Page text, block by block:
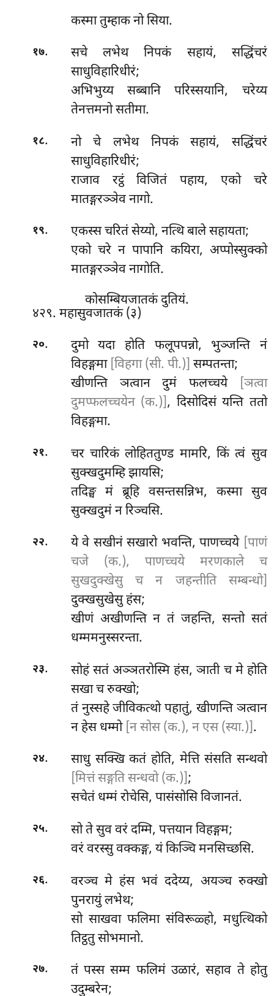
कस्मा तुम्हाक नो सिया.
१७.
सचे लभेथ निपकं सहायं, सद्धिंचरं
साधुविहारिधीरं;
अभिभुय्य सब्बानि परिस्सयानि, चरेय्य
तेनत्तमनो सतीमा.
१८.
नो चे लभेथ निपकं सहायं, सद्धिंचरं
साधुविहारिधीरं;
राजाव रट्ठं विजितं पहाय, एको चरे
मातङ्गरञ्ञेव नागो.
१९. एकस्सचरितं सेय्यो, नत्थि बाले सहायता;
एको चरे न पापानि कयिरा, अप्पोस्सुक्को
मातङ्गरञ्ञेव नागोति.
कोसम्बियजातकं दुतियं.
४२९. महासुवजातकं (३)
२०.
दुमो यदा होति फलूपपन्नो, भुञ्जन्ति नं
विहङ्गमा [विहगा (सी. पी.)] सम्पतन्ता;
खीणन्ति ञत्वान दुमं फलच्चये
[ञत्वा
दुमप्फलच्चयेन (क.)], दिसोदिसंयन्ति ततो
विहङ्गमा.
२१.
चर चारिकं लोहिततुण्ड मामरि, किं त्वं सुव
सुक्खदुमम्हि झायसि;
तदिङ्घ मं ब्रूहि वसन्तसन्निभ, कस्मा सुव
सुक्खदुमं न रिञ्चसि.
२२. येवे सखीनं सखारो भवन्ति, पाणच्चये [पाणं
चजे (क.), पाणच्चये मरणकाले च
सुखदुक्खेसु च न जहन्तीति सम्बन्धो]
दुक्खसुखेसु हंस;
खीणं अखीणन्ति न तं जहन्ति, सन्तो सतं
धम्ममनुस्सरन्ता.
२३.
सोहं सतं अञ्ञतरोस्मि हंस, ञाती च मे होति
सखा च रुक्खो;
तं नुस्सहे जीविकत्थो पहातुं, खीणन्ति ञत्वान
न हेस धम्मो [न सोस (क.), न एस (स्या.)].
२४.
साधु सक्खि कतं होति, मेत्ति संसति सन्थवो
[मित्तं सङ्गति सन्धवो (क.)];
सचेतं धम्मं रोचेसि, पासंसोसि विजानतं.
२५.
सो ते सुव वरं दम्मि, पत्तयान विहङ्गम;
वरं वरस्सु वक्कङ्ग, यं किञ्चि मनसिच्छसि.
२६. वरञ्च मे हंस भवं ददेय्य, अयञ्च रुक्खो
पुनरायुं लभेथ;
सो साखवा फलिमा संविरूळ्हो, मधुत्थिको
तिट्ठतु सोभमानो.
२७.
तं पस्स सम्म फलिमं उळारं, सहाव ते होतु
उदुम्बरेन;